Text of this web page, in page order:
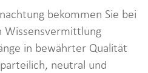
bekommen Sie bei
Wissensvermittlung
in bewährter Qualität
neutral und